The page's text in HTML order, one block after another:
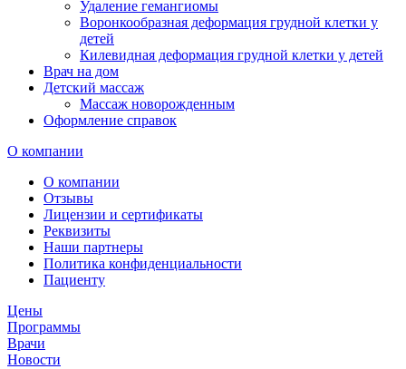
Удаление гемангиомы
Воронкообразная деформация грудной клетки у
детей
Килевидная деформация грудной клетки у детей
Врач на дом
Детский массаж
Массаж новорожденным
Оформление справок
О компании
О компании
Отзывы
Лицензии и сертификаты
Реквизиты
Наши партнеры
Политика конфиденциальности
Пациенту
Цены
Программы
Врачи
Новости